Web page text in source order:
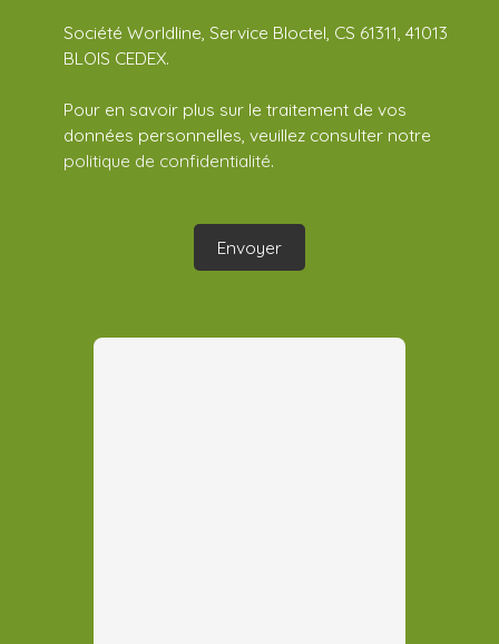
Société Worldline, Service Bloctel, CS 61311, 41013
BLOIS CEDEX.
Pour en savoir plus sur le traitement de vos
données personnelles, veuillez consulter notre
politique de confidentialité.
Envoyer